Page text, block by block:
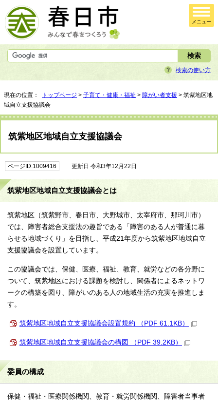
メニュー
検索の使い方
現在の位置： トップページ > 子育て・健康・福祉 > 障がい者支援 > 筑紫地区地
域自立支援協議会
筑紫地区地域自立支援協議会
ページID:1009416 更新日 令和3年12月22日
筑紫地区地域自立支援協議会とは
筑紫地区（筑紫野市、春日市、大野城市、太宰府市、那珂川市）
では、障害者総合支援法の趣旨である「障害のある人が普通に暮
らせる地域づくり」を目指し、平成21年度から筑紫地区地域自立
支援協議会を設置しています。
この協議会では、保健、医療、福祉、教育、就労などの各分野に
ついて、筑紫地区における課題を検討し、関係者によるネットワ
ークの構築を図り、障がいのある人の地域生活の充実を推進しま
す。
筑紫地区地域自立支援協議会設置規約 （PDF 61.1KB）
筑紫地区地域自立支援協議会の構図 （PDF 39.2KB）
委員の構成
保健・福祉・医療関係機関、教育・就労関係機関、障害者当事者